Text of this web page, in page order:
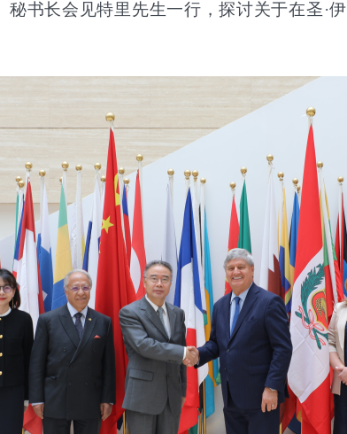
秘书长会见特里先生一行，探讨关于在圣·